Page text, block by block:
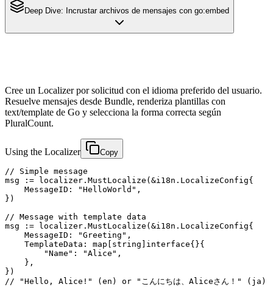
Deep Dive: Incrustar archivos de mensajes con go:embed
Cree un Localizer por solicitud con el idioma preferido del usuario.
Resuelve mensajes desde Bundle, renderiza plantillas con
text/template de Go y selecciona la forma correcta según
PluralCount.
Using the Localizer Copy
// Simple message
msg := localizer.MustLocalize(&i18n.LocalizeConfig{
    MessageID: "HelloWorld",
})
// Message with template data
msg := localizer.MustLocalize(&i18n.LocalizeConfig{
    MessageID: "Greeting",
    TemplateData: map[string]interface{}{
        "Name": "Alice",
    },
})
// "Hello, Alice!" (en) or "こんにちは、Aliceさん！" (ja)